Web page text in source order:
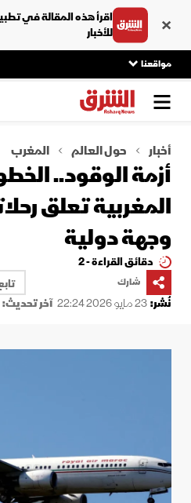
اقرأ هذه المقالة في
للأخبار
مواقعنا
أخبار حول العالم المغرب
أزمة الوقود..
وجهة دولية
دقائق القراءة - 2
شارك
نُشر:23 مايو 2026 22:24 آخر تحديث: